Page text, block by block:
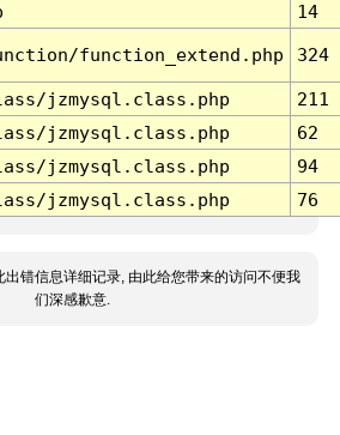
14
function_extend.php 324
jzmysql.class.php
211
jzmysql.class.php
62
jzmysql.class.php
94
jzmysql.class.php 76
出错信息详细记录, 由此给您带来的访问不便我
们深感歉意.